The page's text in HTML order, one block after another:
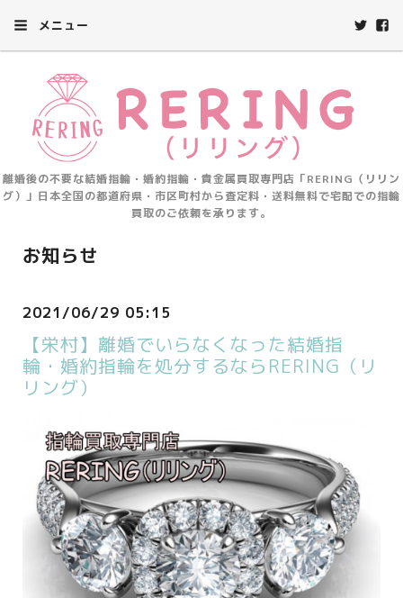
メニュー
離婚後の不要な結婚指輪・婚約指輪・貴金属買取専門店「RERING（リリン
グ）」日本全国の都道府県・市区町村から査定料・送料無料で宅配での指輪
買取のご依頼を承ります。
お知らせ
2021/06/29 05:15
【栄村】離婚でいらなくなった結婚指
輪・婚約指輪を処分するならRERING（リ
リング）